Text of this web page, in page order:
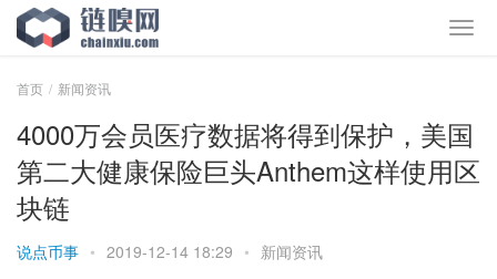
首页 新闻资讯
4000万会员医疗数据将得到保护，美国
第二大健康保险巨头Anthem这样使用区
块链
说点币事 • 2019-12-14 18:29 • 新闻资讯